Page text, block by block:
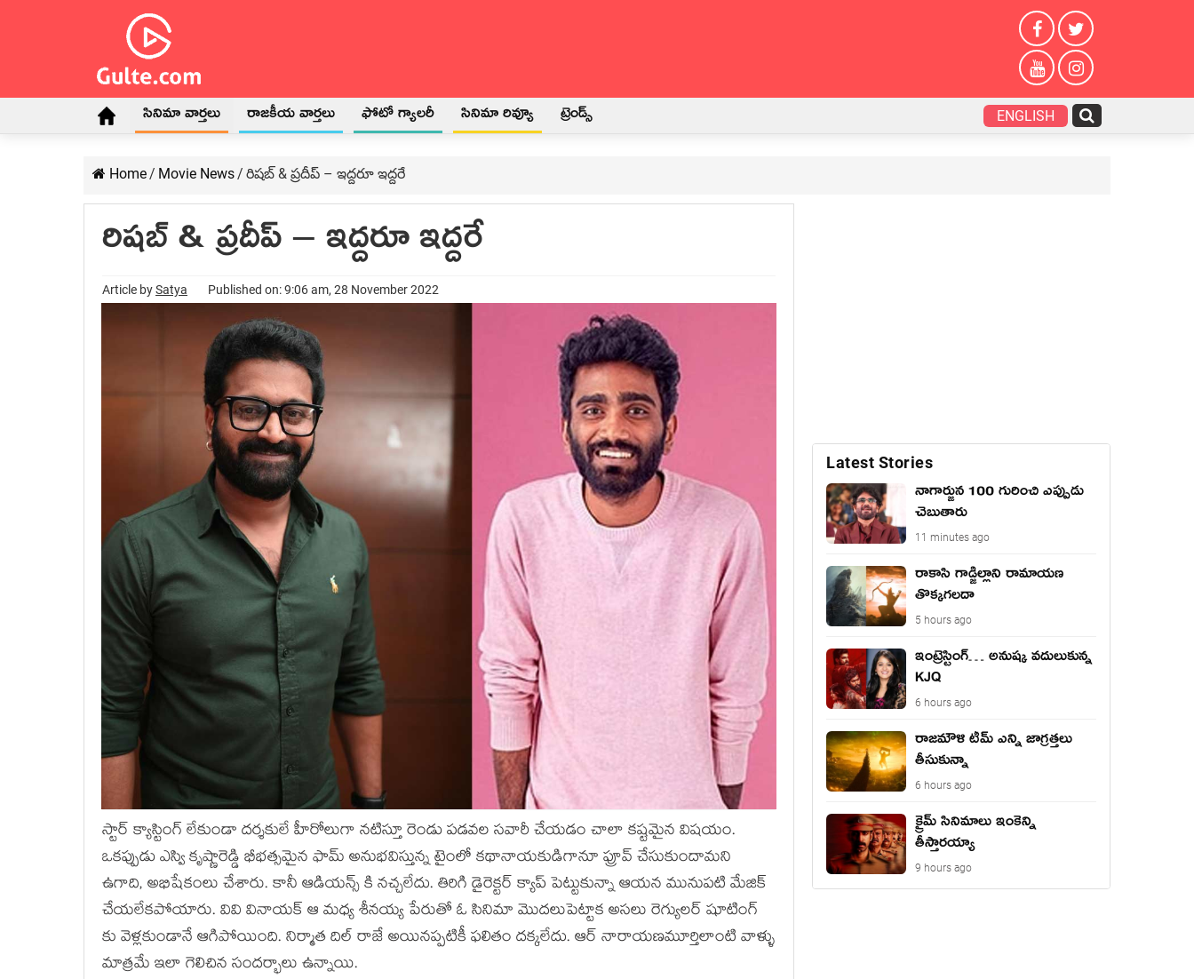
సినిమా వార్తలు రాజకీయ వార్తలు ఫోటో గ్యాలరీ సినిమా రివ్యూ ట్రెండ్స్ ENGLISH
Home/ Movie News/ రిషబ్ & ప్రదీప్ – ఇద్దరూ ఇద్దరే
రిషబ్ & ప్రదీప్ – ఇద్దరూ ఇద్దరే
Article bySatya Published on: 9:06 am, 28 November 2022
స్టార్ క్యాస్టింగ్ లేకుండా దర్శకులే హీరోలుగా నటిస్తూ రెండు పడవల సవారీ చేయడం చాలా కష్టమైన విషయం.
ఒకప్పుడు ఎస్వి కృష్ణారెడ్డి భీభత్సమైన ఫామ్ అనుభవిస్తున్న టైంలో కథానాయకుడిగానూ ప్రూవ్ చేసుకుందామని
ఉగాది, అభిషేకంలు చేశారు. కానీ ఆడియన్స్ కి నచ్చలేదు. తిరిగి డైరెక్టర్ క్యాప్ పెట్టుకున్నా ఆయన మునుపటి మేజిక్
చేయలేకపోయారు. వివి వినాయక్ ఆ మధ్య శీనయ్య పేరుతో ఓ సినిమా మొదలుపెట్టాక అసలు రెగ్యులర్ షూటింగ్
కు వెళ్లకుండానే ఆగిపోయింది. నిర్మాత దిల్ రాజే అయినప్పటికీ ఫలితం దక్కలేదు. ఆర్ నారాయణమూర్తిలాంటి వాళ్ళు
మాత్రమే ఇలా గెలిచిన సందర్భాలు ఉన్నాయి.
Latest Stories
నాగార్జున 100 గురించి ఎప్పుడు
చెబుతారు
11 minutes ago
రాకాసి గాడ్జిల్లాని రామాయణ
తొక్కగలదా
5 hours ago
ఇంట్రెస్టింగ్… అనుష్క వదులుకున్న
KJQ
6 hours ago
రాజమౌళి టీమ్ ఎన్ని జాగ్రత్తలు
తీసుకున్నా
6 hours ago
క్రైమ్ సినిమాలు ఇంకెన్ని
తీస్తారయ్యా
9 hours ago